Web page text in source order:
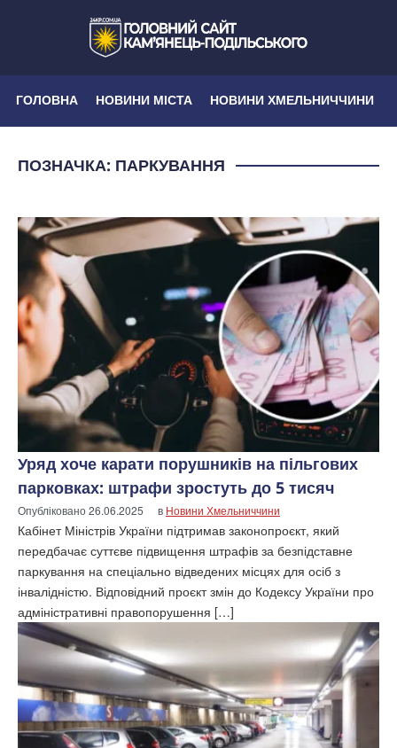
ГОЛОВНА НОВИНИ МІСТА НОВИНИ ХМЕЛЬНИЧЧИНИ
ПОЗНАЧКА: ПАРКУВАННЯ
Уряд хоче карати порушників на пільгових
парковках: штрафи зростуть до 5 тисяч
Опубліковано26.06.2025 в Новини Хмельниччини
Кабінет Міністрів України підтримав законопроєкт, який
передбачає суттєве підвищення штрафів за безпідставне
паркування на спеціально відведених місцях для осіб з
інвалідністю. Відповідний проєкт змін до Кодексу України про
адміністративні правопорушення […]